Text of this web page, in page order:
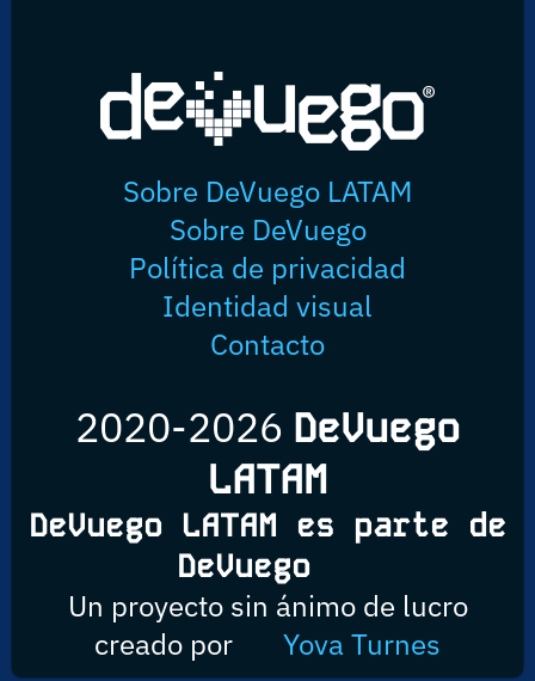
Sobre DeVuego LATAM
Sobre DeVuego
Política de privacidad
Identidad visual
Contacto
2020-2026 DeVuego
LATAM
DeVuego LATAM es parte de
DeVuego
Un proyecto sin ánimo de lucro
creado por
Yova Turnes